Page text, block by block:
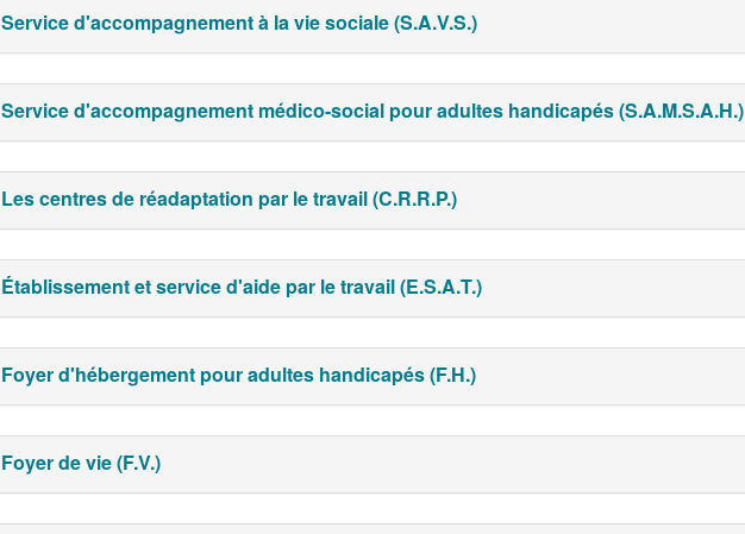
Service d'accompagnement à la vie sociale (S.A.V.S.)
Service d'accompagnement médico-social pour adultes handicapés (S.A.M.S.A.H.)
Les centres de réadaptation par le travail (C.R.R.P.)
Établissement et service d'aide par le travail (E.S.A.T.)
Foyer d'hébergement pour adultes handicapés (F.H.)
Foyer de vie (F.V.)